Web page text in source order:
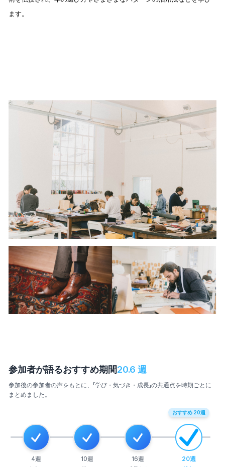
ます。
参加者が語るおすすめ期間20.6 週
参加後の参加者の声をもとに、「学び・気づき・成長」の共通点を時期ごとに
まとめました。
4週 10週 16週
おすすめ 20週
20週